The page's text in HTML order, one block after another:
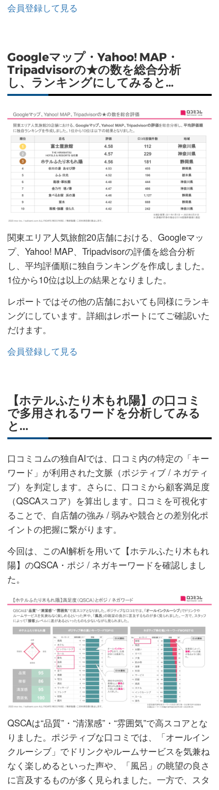
会員登録して見る
Googleマップ・Yahoo! MAP・
Tripadvisorの★の数を総合分析
し、ランキングにしてみると…
関東エリア人気旅館20店舗における、Googleマッ
プ、Yahoo! MAP、Tripadvisorの評価を総合分析
し、平均評価順に独自ランキングを作成しました。
1位から10位は以上の結果となりました。
レポートではその他の店舗においても同様にランキ
ングにしています。詳細はレポートにてご確認いた
だけます。
会員登録して見る
【ホテルふたり木もれ陽】の口コミ
で多用されるワードを分析してみる
と...
口コミコムの独自AIでは、口コミ内の特定の「キー
ワード」が利用された文脈（ポジティブ / ネガティ
ブ）を判定します。さらに、口コミから顧客満足度
（QSCAスコア）を算出します。口コミを可視化す
ることで、自店舗の強み / 弱みや競合との差別化ポ
イントの把握に繋がります。
今回は、このAI解析を用いて【ホテルふたり木もれ
陽】のQSCA・ポジ / ネガキーワードを確認しまし
た。
QSCAは“品質”・“清潔感”・“雰囲気”で高スコアとな
りました。ポジティブな口コミでは、「オールイン
クルーシブ」でドリンクやルームサービスを気兼ね
なく楽しめるといった声や、「風呂」の眺望の良さ
に言及するものが多く見られました。一方で、スタ